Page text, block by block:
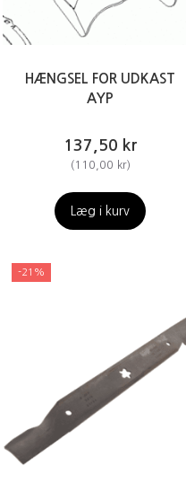
HÆNGSEL FOR UDKAST
AYP
137,50 kr
(110,00 kr)
Læg i kurv
-21%